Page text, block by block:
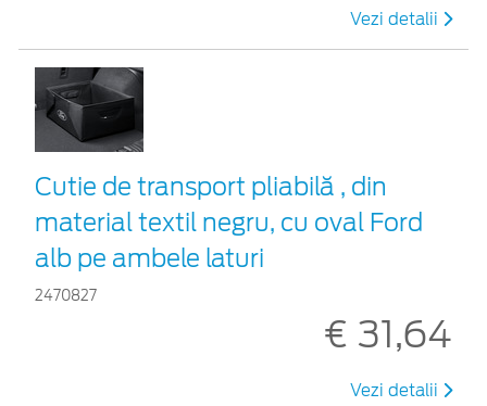
Vezi detalii
Cutie de transport pliabilă , din
material textil negru, cu oval Ford
alb pe ambele laturi
2470827
€ 31,64
Vezi detalii